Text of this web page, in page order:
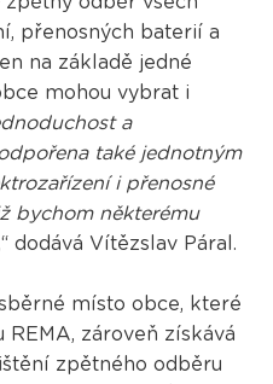
přenosných baterií a
na základě jedné
mohou vybrat i
a
také jednotným
i přenosné
bychom některému
“ dodává Vítězslav Páral.
místo obce, které
REMA, zároveň získává
zpětného odběru